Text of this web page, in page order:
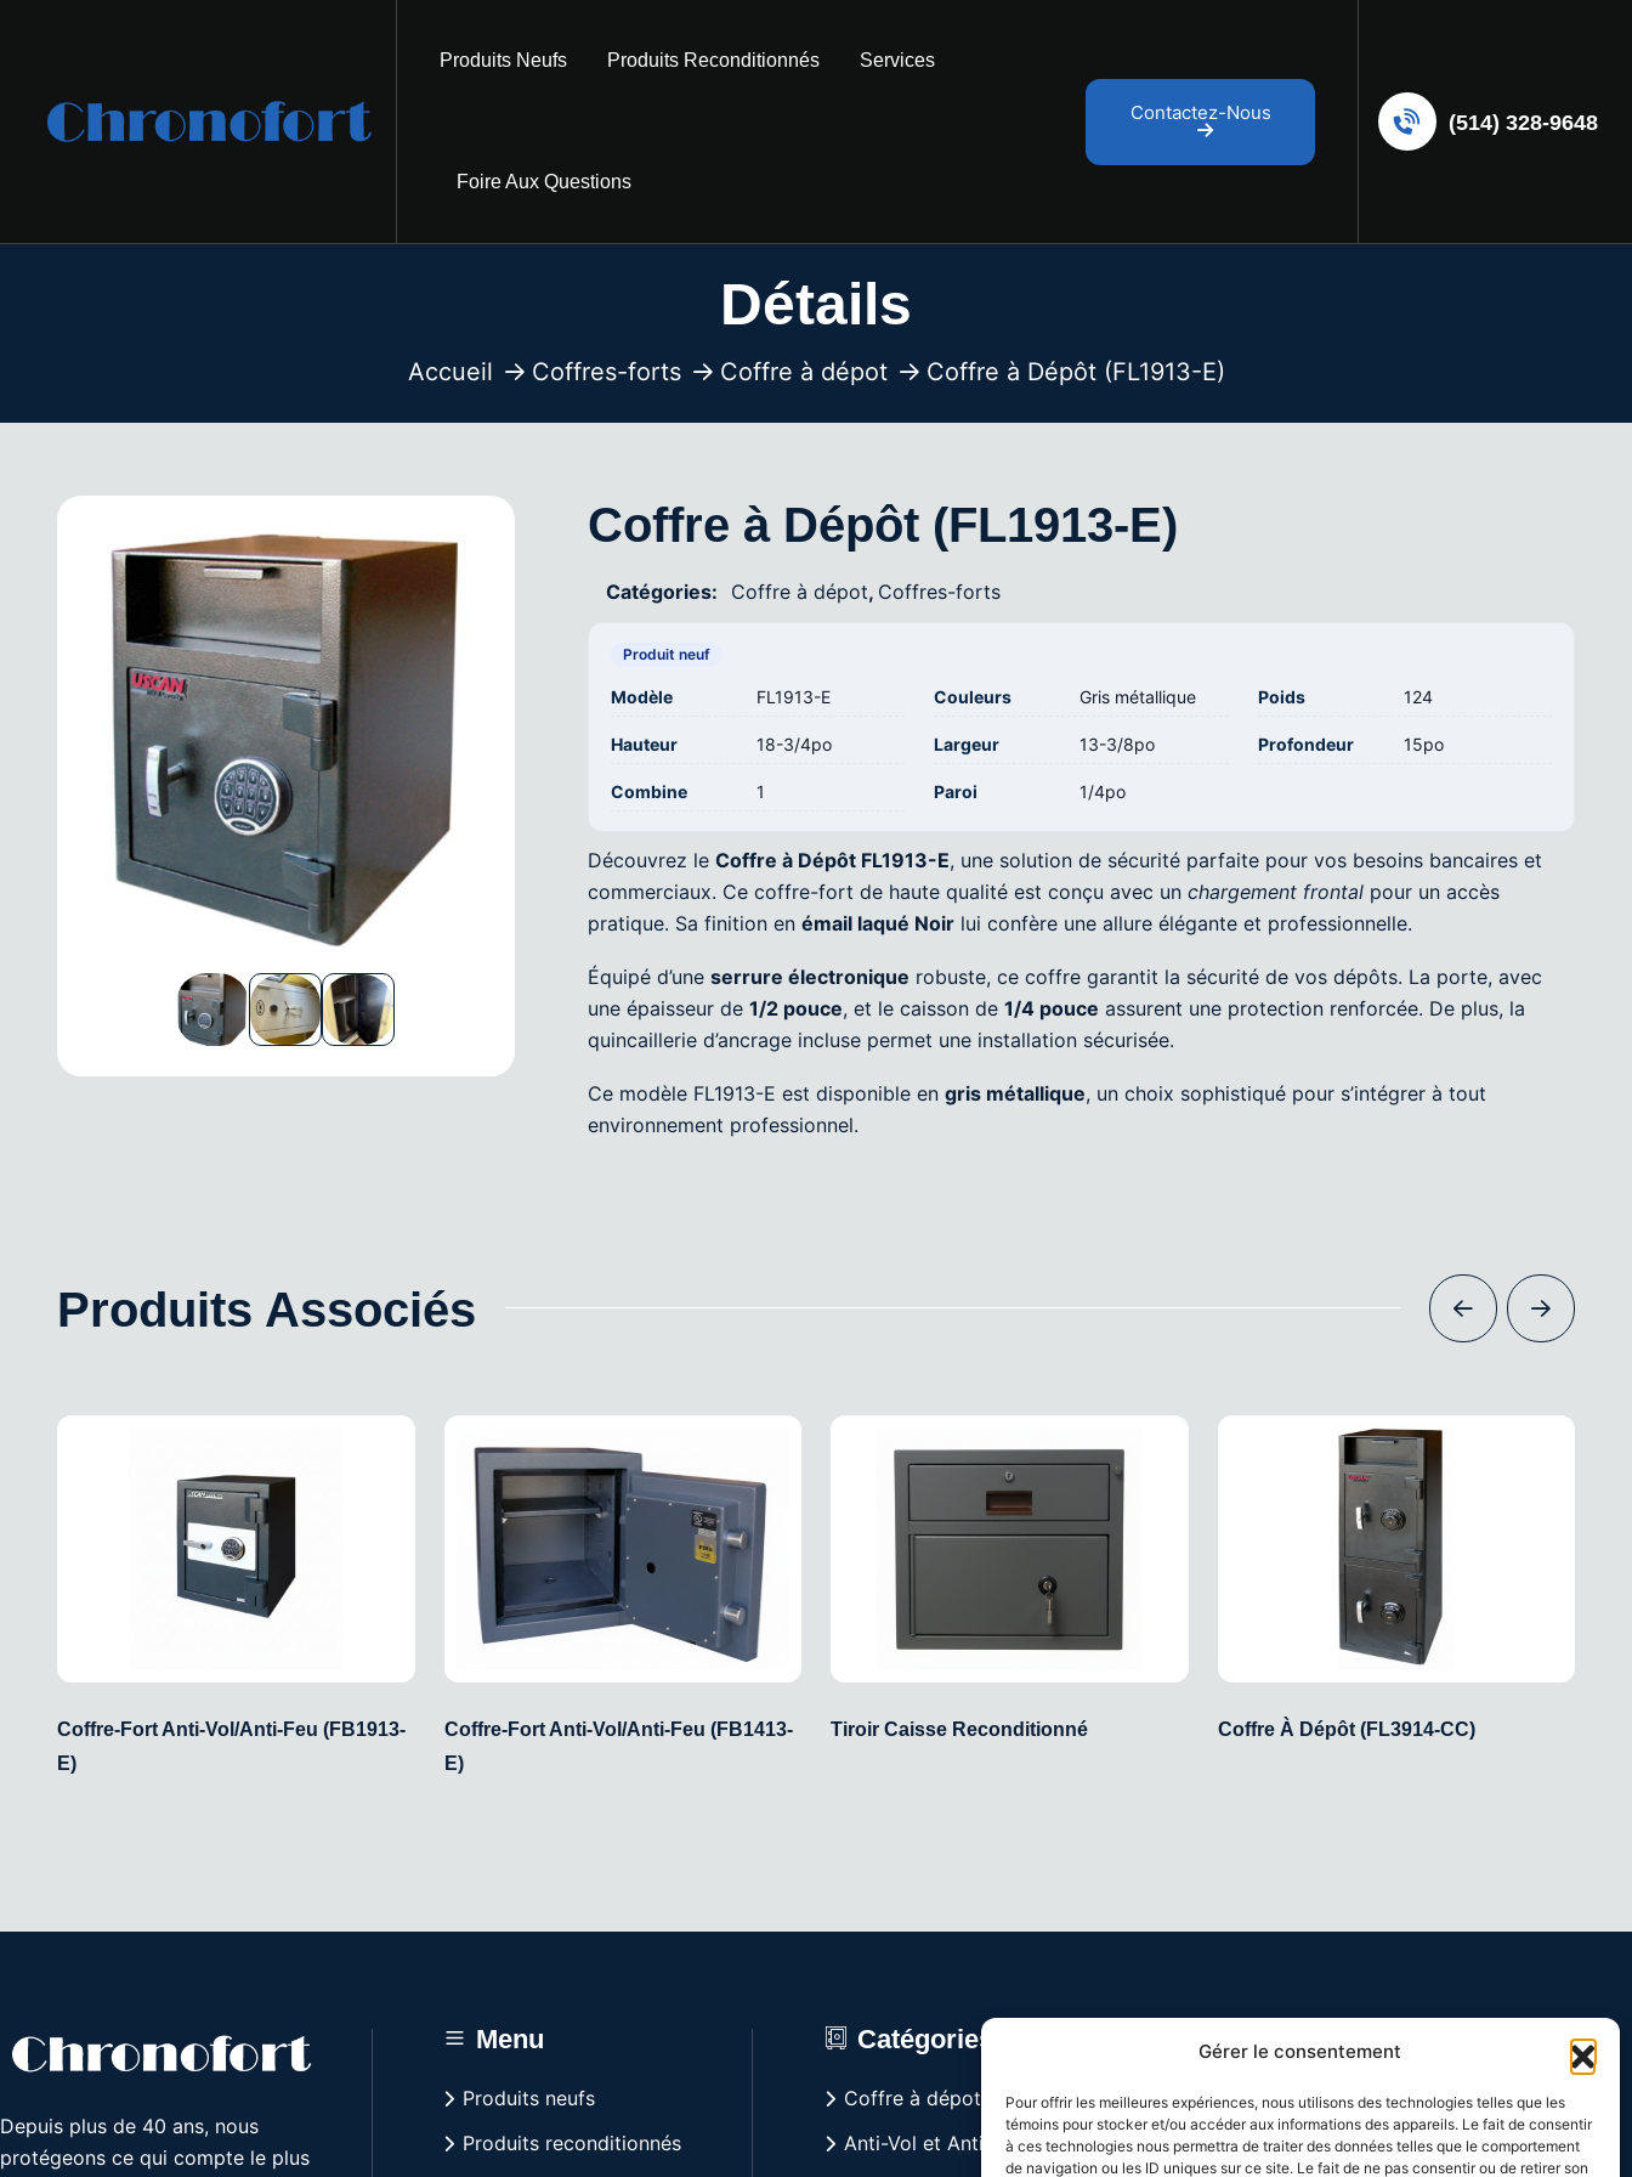
Gérer le consentement
Pour offrir les meilleures expériences, nous utilisons des technologies telles que les
témoins pour stocker et/ou accéder aux informations des appareils. Le fait de consentir
à ces technologies nous permettra de traiter des données telles que le comportement
de navigation ou les ID uniques sur ce site. Le fait de ne pas consentir ou de retirer son
Produits Neufs Produits Reconditionnés Services
Foire Aux Questions
Contactez-Nous (514) 328-9648
Détails
Accueil Coffres-forts Coffre à dépot Coffre à Dépôt (FL1913-E)
Coffre à Dépôt (FL1913-E)
Catégories: Coffre à dépot, Coffres-forts
Produit neuf
Modèle FL1913-E Couleurs Gris métallique Poids 124
Hauteur 18-3/4po Largeur 13-3/8po Profondeur 15po
Combine 1 Paroi 1/4po
Découvrez le Coffre à Dépôt FL1913-E, une solution de sécurité parfaite pour vos besoins bancaires et
commerciaux. Ce coffre-fort de haute qualité est conçu avec un chargement frontalpour un accès
pratique. Sa finition en émail laqué Noirlui confère une allure élégante et professionnelle.
Équipé d’une serrure électronique robuste, ce coffre garantit la sécurité de vos dépôts. La porte, avec
une épaisseur de 1/2 pouce, et le caisson de 1/4 pouce assurent une protection renforcée. De plus, la
quincaillerie d’ancrage incluse permet une installation sécurisée.
Ce modèle FL1913-E est disponible en gris métallique, un choix sophistiqué pour s’intégrer à tout
environnement professionnel.
Produits Associés
Coffre-Fort Anti-Vol/Anti-Feu (FB1913-
E)
Coffre-Fort Anti-Vol/Anti-Feu (FB1413-
E)
Tiroir Caisse Reconditionné Coffre À Dépôt (FL3914-CC)
Depuis plus de 40 ans, nous
protégeons ce qui compte le plus
Menu
Produits neufs
Produits reconditionnés
Catégories Populaires
Coffre à dépot
Anti-Vol et Anti-feu
Coordonnées
8029 rue Alfred, Anjou,
Québec H1J 1J3 CANADA